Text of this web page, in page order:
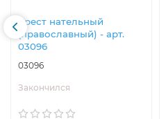
Крест нательный
(православный) - арт.
03096
03096
Закончился